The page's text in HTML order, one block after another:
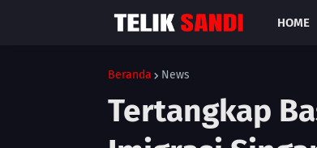
HOME
Beranda News
Tertangkap